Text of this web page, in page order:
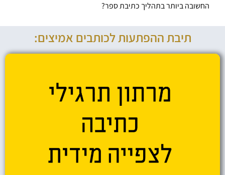
החשובה ביותר בתהליך כתיבת ספר?
תיבת ההפתעות לכותבים אמיצים: